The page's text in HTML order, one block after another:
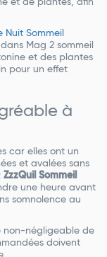
et de plantes, afin
Nuit Sommeil
Mag 2 sommeil
et des plantes
pour un effet
à
car elles ont un
et avalées sans
ZzzQuil Sommeil
une heure avant
somnolence au
non-négligeable de
doivent